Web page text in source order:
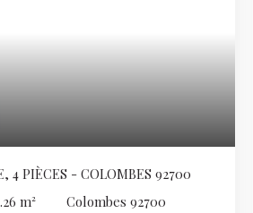
4 PIÈCES - COLOMBES 92700
m²
Colombes 92700